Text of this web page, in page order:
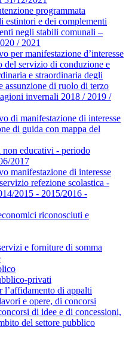
programmata
estintori e dei complementi
negli stabili comunali –
/ 2021
per manifestazione d’interesse
del servizio di conduzione e
e straordinaria degli
assunzione di ruolo di terzo
invernali 2018 / 2019 /
di manifestazione di interesse
di guida con mappa del
non educativi - periodo
2017
manifestazione di interesse
refezione scolastica -
2015 - 2015/2016 -
riconosciuti e
e forniture di somma
privati
di appalti
e opere, di concorsi
di idee e di concessioni,
del settore pubblico